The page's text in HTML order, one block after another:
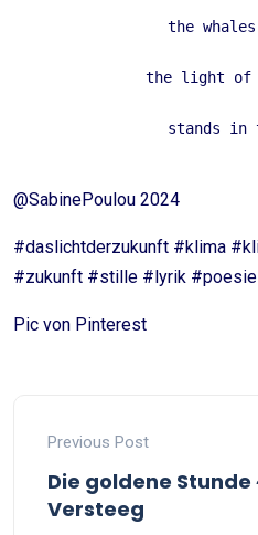
the
the light of
stands in
@SabinePoulou 2024
#daslichtderzukunft #klima
#zukunft #stille #lyrik
Pic von Pinterest
Previous Post
Die goldene Stunde
Versteeg